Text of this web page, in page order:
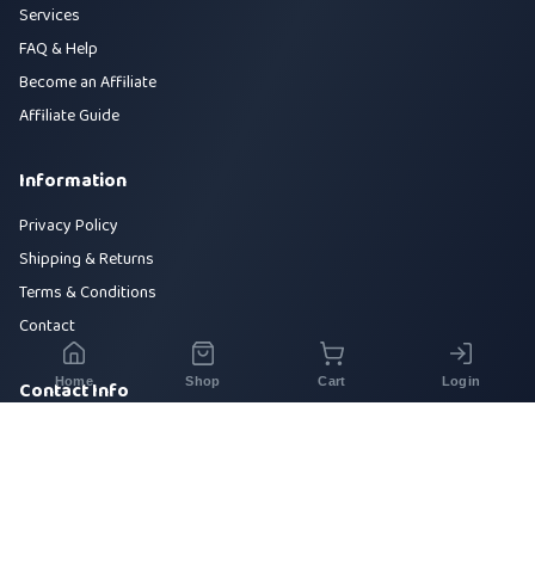
Services
FAQ & Help
Become an Affiliate
Affiliate Guide
Information
Privacy Policy
Shipping & Returns
Terms & Conditions
Contact
Contact Info
Home Shop Cart Login